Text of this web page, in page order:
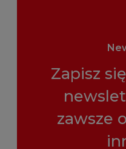
Zapisz
zawsze